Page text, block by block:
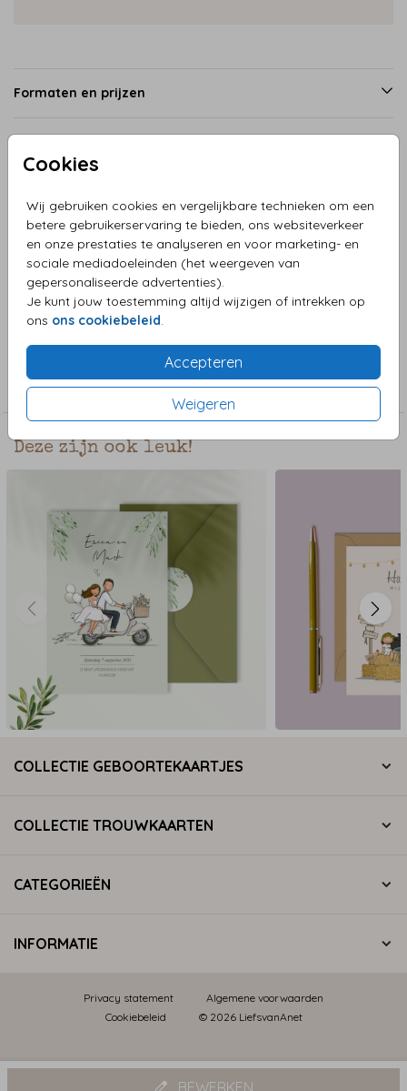
Cookies
Wij gebruiken cookies en vergelijkbare technieken om een
betere gebruikerservaring te bieden, ons websiteverkeer
en onze prestaties te analyseren en voor marketing- en
sociale mediadoeleinden (het weergeven van
gepersonaliseerde advertenties).
Je kunt jouw toestemming altijd wijzigen of intrekken op
ons ons cookiebeleid.
Accepteren
Weigeren
Formaten en prijzen
Productinformatie
Omschrijving
Trouwkaart bruidspaar met kinderen bloemenslingers.
Deze kaart is geheel naar wens zelf samen te stellen. De
getekende bruid en bruidegom met kinderen zijn uit de
clipart te vinden.
Trouwkaarten
Deze zijn ook leuk!
BEWERKEN
COLLECTIE GEBOORTEKAARTJES
COLLECTIE TROUWKAARTEN
CATEGORIEËN
INFORMATIE
Privacy statement
Algemene voorwaarden
Cookiebeleid
© 2026 LiefsvanAnet